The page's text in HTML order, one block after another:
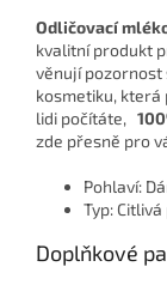
Odličovací
kvalitní produkt
věnují pozornost
kosmetiku, která
lidi počítáte,
zde přesně pro
Pohlaví:
Typ:
Doplňkové